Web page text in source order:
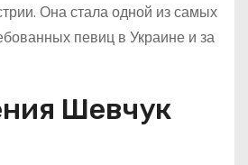
Она стала одной из самых
певиц в Украине и за
Шевчук